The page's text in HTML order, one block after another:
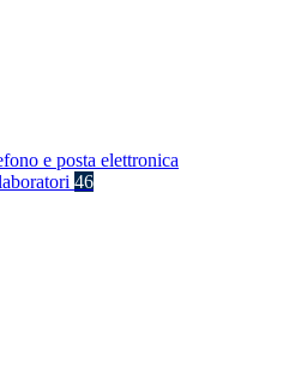
e posta elettronica
46